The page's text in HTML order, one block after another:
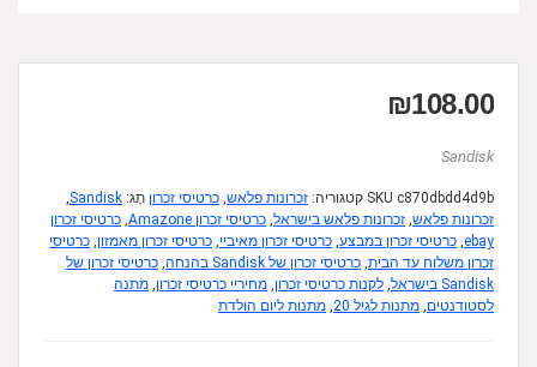
₪108.00
Sandisk
SKU c870dbdd4d9b קטגוריה: זכרונות פלאש כרטיסי זכרון תָג: Sandisk
זכרונות פלאש זכרונות פלאש בישראל כרטיסי זכרון Amazone
כרטיסי זכרון
ebay כרטיסי זכרון במבצע כרטיסי זכרון מאיביי כרטיסי זכרון מאמזון כרטיסי
זכרון משלוח עד הבית כרטיסי זכרון של Sandisk בהנחה
כרטיסי זכרון של
Sandisk בישראל
לקנות כרטיסי זכרון מחיריי כרטיסי זכרון מתנה
לסטודנטים מתנות לגיל 20 מתנות ליום הולדת